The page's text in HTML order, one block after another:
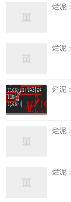
烂泥
烂泥
烂泥
烂泥
烂泥